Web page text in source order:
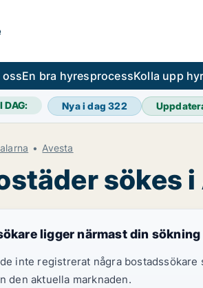
ossEn bra hyresprocessKolla upp
DAG: Nya i dag322
Avesta
sökes i
ligger närmast din sökning
inte registrerat några
den aktuella marknaden.